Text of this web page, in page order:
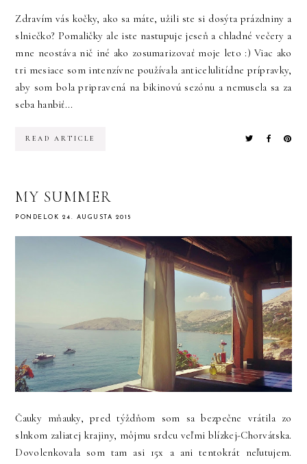
Zdravím vás kočky, ako sa máte, užili ste si dosýta prázdniny a
slniečko? Pomaličky ale iste nastupuje jeseň a chladné večery a
mne neostáva nič iné ako zosumarizovať moje leto :) Viac ako
tri mesiace som intenzívne používala anticelulitídne prípravky,
aby som bola pripravená na bikinovú sezónu a nemusela sa za
seba hanbiť...
READ ARTICLE
MY SUMMER
PONDELOK 24. AUGUSTA 2015
Čauky mňauky, pred týždňom som sa bezpečne vrátila zo
slnkom zaliatej krajiny, môjmu srdcu veľmi blízkej-Chorvátska.
Dovolenkovala som tam asi 15x a ani tentokrát neľutujem.